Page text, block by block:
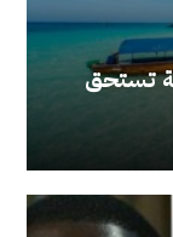
رائعة تستحق